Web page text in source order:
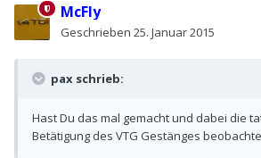
McFly
Geschrieben 25. Januar 2015
pax schrieb:
Hast Du das mal gemacht und dabei die
Betätigung des VTG Gestänges